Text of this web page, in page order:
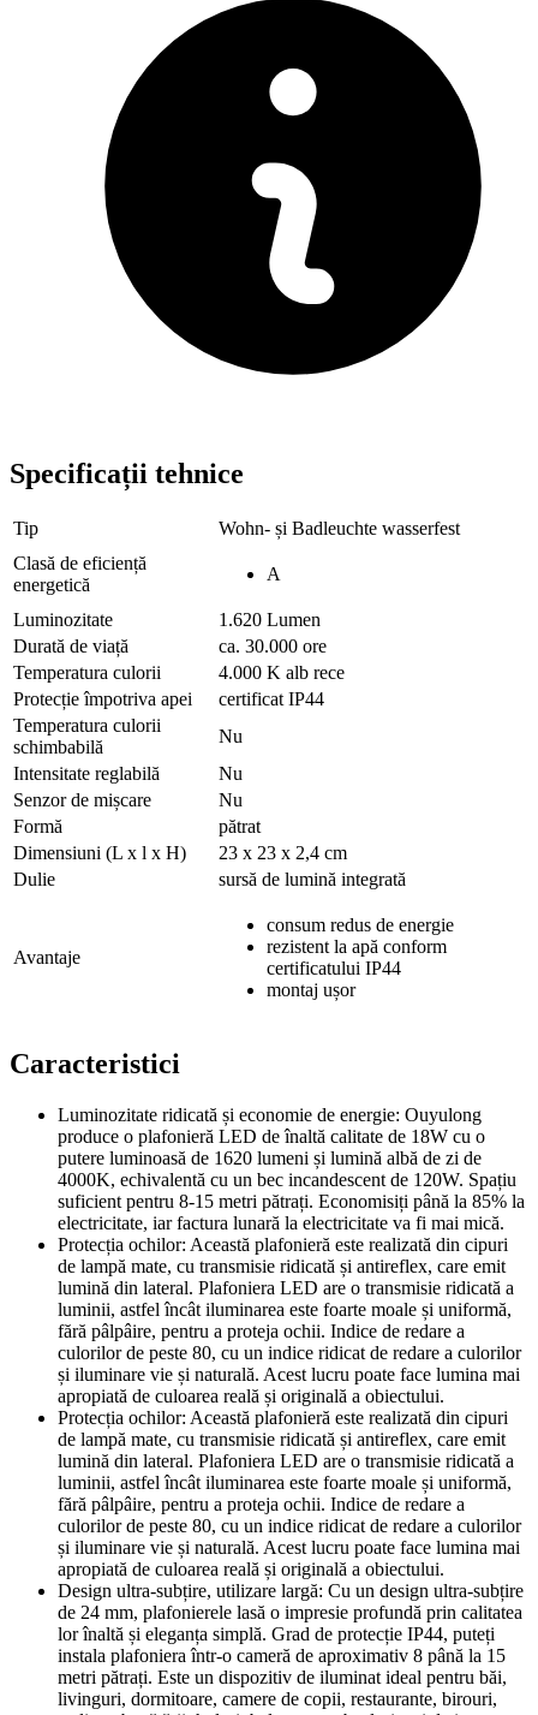
Specificații tehnice
Tip
Wohn- și Badleuchte wasserfest
Clasă de eficiență
energetică
A
Luminozitate
1.620 Lumen
Durată de viață
ca. 30.000 ore
Temperatura culorii
4.000 K alb rece
Protecție împotriva apei
certificat IP44
Temperatura culorii
schimbabilă
Nu
Intensitate reglabilă
Nu
Senzor de mișcare
Nu
Formă
pătrat
Dimensiuni (L x l x H)
23 x 23 x 2,4 cm
Dulie
sursă de lumină integrată
Avantaje
consum redus de energie
rezistent la apă conform
certificatului IP44
montaj ușor
Caracteristici
Luminozitate ridicată și economie de energie: Ouyulong
produce o plafonieră LED de înaltă calitate de 18W cu o
putere luminoasă de 1620 lumeni și lumină albă de zi de
4000K, echivalentă cu un bec incandescent de 120W. Spațiu
suficient pentru 8-15 metri pătrați. Economisiți până la 85% la
electricitate, iar factura lunară la electricitate va fi mai mică.
Protecția ochilor: Această plafonieră este realizată din cipuri
de lampă mate, cu transmisie ridicată și antireflex, care emit
lumină din lateral. Plafoniera LED are o transmisie ridicată a
luminii, astfel încât iluminarea este foarte moale și uniformă,
fără pâlpâire, pentru a proteja ochii. Indice de redare a
culorilor de peste 80, cu un indice ridicat de redare a culorilor
și iluminare vie și naturală. Acest lucru poate face lumina mai
apropiată de culoarea reală și originală a obiectului.
Protecția ochilor: Această plafonieră este realizată din cipuri
de lampă mate, cu transmisie ridicată și antireflex, care emit
lumină din lateral. Plafoniera LED are o transmisie ridicată a
luminii, astfel încât iluminarea este foarte moale și uniformă,
fără pâlpâire, pentru a proteja ochii. Indice de redare a
culorilor de peste 80, cu un indice ridicat de redare a culorilor
și iluminare vie și naturală. Acest lucru poate face lumina mai
apropiată de culoarea reală și originală a obiectului.
Design ultra-subțire, utilizare largă: Cu un design ultra-subțire
de 24 mm, plafonierele lasă o impresie profundă prin calitatea
lor înaltă și eleganța simplă. Grad de protecție IP44, puteți
instala plafoniera într-o cameră de aproximativ 8 până la 15
metri pătrați. Este un dispozitiv de iluminat ideal pentru băi,
livinguri, dormitoare, camere de copii, restaurante, birouri,